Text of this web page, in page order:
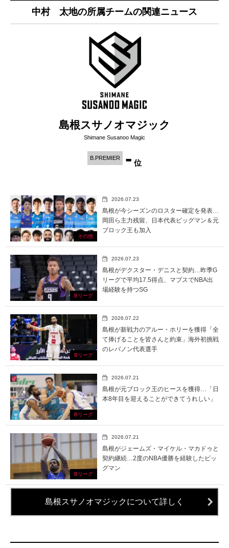
中村 太地の所属チームの関連ニュース
島根スサノオマジック
Shimane Susanoo Magic
B.PREMIER - 位
その他
2026.07.23
島根が今シーズンのロスター確定を発表…
岡田ら主力残留、日本代表ビッグマン＆元
ブロック王も加入
Bリーグ
2026.07.23
島根がデクスター・デニスと契約…昨季G
リーグで平均17.5得点、マブスでNBA出
場経験を持つSG
Bリーグ
2026.07.22
島根が新戦力のアルー・ホリーを獲得「全
て捧げることを皆さんと約束」海外初挑戦
のレバノン代表選手
Bリーグ
2026.07.21
島根が元ブロック王のヒースを獲得…「日
本8年目を迎えることができてうれしい」
Bリーグ
2026.07.21
島根がジェームズ・マイケル・マカドゥと
契約継続…2度のNBA優勝を経験したビッ
グマン
島根スサノオマジックについて詳しく